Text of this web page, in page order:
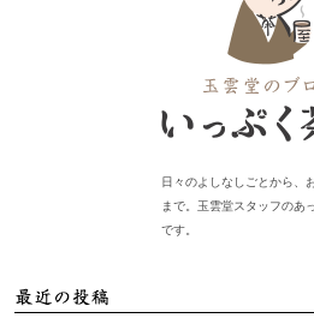
日々のよしなしごとから、
まで。玉雲堂スタッフのあ
です。